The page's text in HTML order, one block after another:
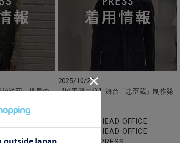
放送回 世界の
2025/10/23
【松田賢二様】舞台「忠臣蔵」制作発
HEAD OFFICE
HEAD OFFICE